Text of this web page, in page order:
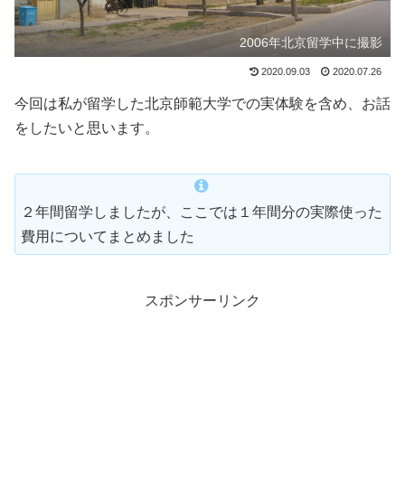
2006年北京留学中に撮影
2020.09.03 2020.07.26
今回は私が留学した北京師範大学での実体験を含め、お話
をしたいと思います。
２年間留学しましたが、ここでは１年間分の実際使った
費用についてまとめました
スポンサーリンク